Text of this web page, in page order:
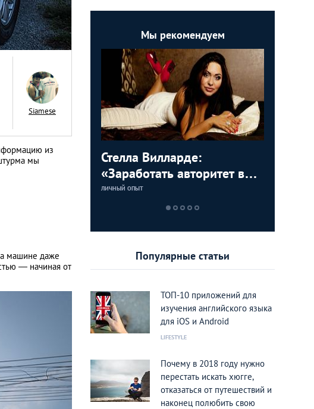
Siamese
из
мы
машине даже
— начиная от
Мы рекомендуем
Стелла Вилларде:
«Заработать авторитет в
Паттайе тяжело, а
обделаться тут можно за
ЛИЧНЫЙ ОПЫТ
«Тайланд
Популярные статьи
ТОП-10 приложений для
изучения английского языка
для iOS и Android
LIFESTYLE
Почему в 2018 году нужно
перестать искать хюгге,
отказаться от путешествий и
наконец полюбить свою